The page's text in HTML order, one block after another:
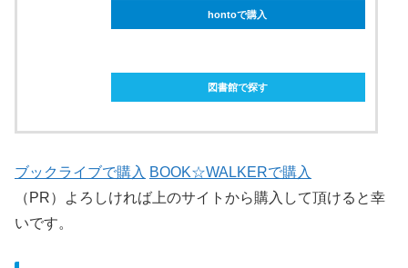
hontoで購入
図書館で探す
ブックライブで購入 BOOK☆WALKERで購入
（PR）よろしければ上のサイトから購入して頂けると幸
いです。